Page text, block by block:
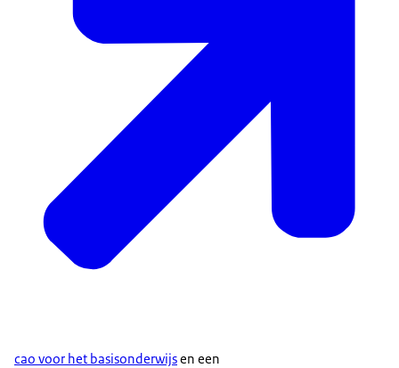
cao voor het basisonderwijsen een